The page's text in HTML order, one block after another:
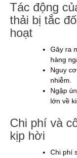
Tác động
thải bị tắc
hoạt
Gây ra
hàng
Nguy
nhiễm.
Ngập
lớn về
Chi phí và
kịp hời
Chi phí